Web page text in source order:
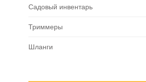
Садовый инвентарь
Триммеры
Шланги